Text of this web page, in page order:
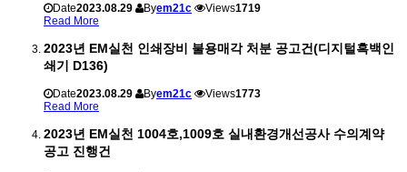
Date2023.08.29 Byem21c Views1719
Read More
2023년 EM실천 인쇄장비 불용매각 처분 공고건(디지털흑백인
쇄기 D136)
Date2023.08.29 Byem21c Views1773
Read More
2023년 EM실천 1004호,1009호 실내환경개선공사 수의계약
공고 진행건